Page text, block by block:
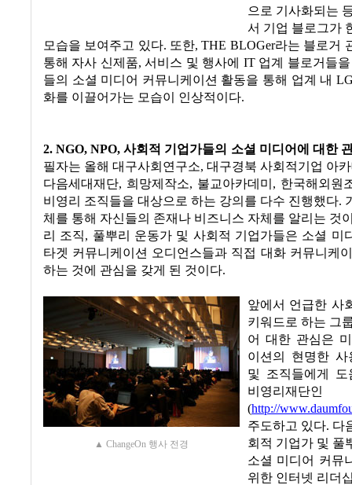
으로 기사화되는
서 기업 블로그가
모습을 보여주고 있다. 또한, THE BLOGer라는 블로거
통해 자사 신제품,서비스 및 행사에 IT 업계 블로거들
들의 소셜 미디어 커뮤니케이션 활동을 통해 업계 내
화를 이끌어가는 모습이 인상적이다.
2. NGO, NPO,사회적 기업가들의 소셜 미디어에 대한
필자는 올해 대구사회연구소, 대구경북 사회적기업 아
다음세대재단, 희망제작소, 불교아카데미 , 한국해외원
비영리 조직들을 대상으로 하는 강의를 다수 진행했다.
체를 통해 자신들의 존재나 비즈니스 자체를 알리는 것
리 조직, 풀뿌리 운동가 및 사회적 기업가들은 소셜 미
타겟 커뮤니케이션 오디언스들과 직접 대화 커뮤니케
하는 것에 관심을 갖게 된 것이다.
▲ ChangeOn 행사 전경
앞에서 언급한 사
키워드로 하는 그
어 대한 관심은
이션의 현명한
및 조직들에게
비영리재단인
(http://
주도하고 있다. 다
회적 기업가 및 풀
소셜 미디어 커뮤
위한 인터넷 리더